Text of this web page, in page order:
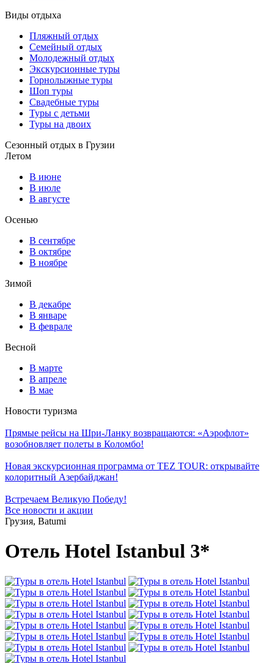
Виды отдыха
Пляжный отдых
Семейный отдых
Молодежный отдых
Экскурсионные туры
Горнолыжные туры
Шоп туры
Свадебные туры
Туры с детьми
Туры на двоих
Сезонный отдых в Грузии
Летом
В июне
В июле
В августе
Осенью
В сентябре
В октябре
В ноябре
Зимой
В декабре
В январе
В феврале
Весной
В марте
В апреле
В мае
Новости туризма
Прямые рейсы на Шри-Ланку возвращаются: «Аэрофлот»
возобновляет полеты в Коломбо!
Новая экскурсионная программа от TEZ TOUR: открывайте
колоритный Азербайджан!
Встречаем Великую Победу!
Все новости и акции
Грузия, Batumi
Отель Hotel Istanbul 3*